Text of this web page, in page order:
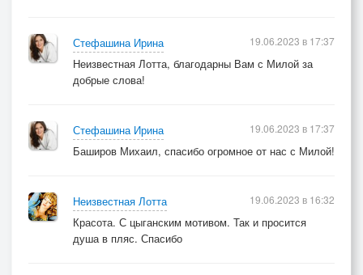
Стефашина Ирина
Неизвестная Лотта, благодарны Вам с Милой за
добрые слова!
19.06.2023 в 17:37
Стефашина Ирина
Баширов Михаил, спасибо огромное от нас с Милой!
19.06.2023 в 17:37
Неизвестная Лотта
Красота. С цыганским мотивом. Так и просится
душа в пляс. Спасибо
19.06.2023 в 16:32